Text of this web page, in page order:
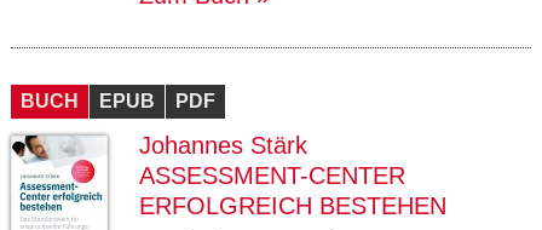
BUCH EPUB PDF
Johannes Stärk
ASSESSMENT-CENTER
ERFOLGREICH BESTEHEN